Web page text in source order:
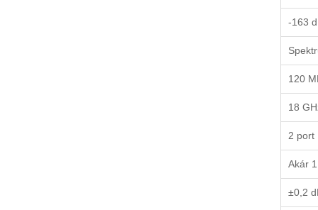
-163
120
18
2 port
Akár
±0,2